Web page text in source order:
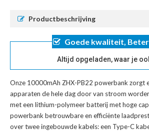
Productbeschrijving
Goede kwaliteit,
Altijd opgeladen, waar je
Onze 10000mAh ZHX-PB22 powerbank zorgt
apparaten de hele dag door van stroom
met een lithium-polymeer batterij met hoge
powerbank betrouwbare en efficiënte
over twee ingebouwde kabels: een Type-C